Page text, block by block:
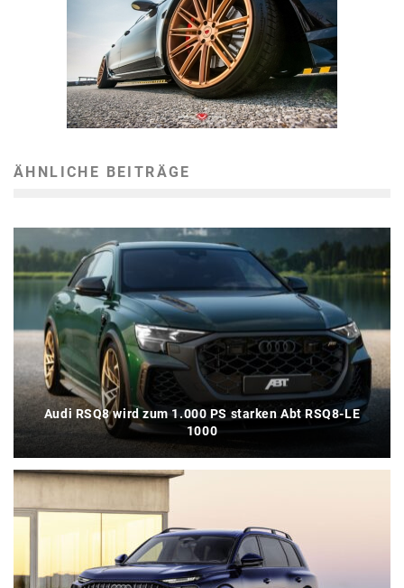
ÄHNLICHE BEITRÄGE
Audi RSQ8 wird zum 1.000 PS starken Abt RSQ8-LE
1000